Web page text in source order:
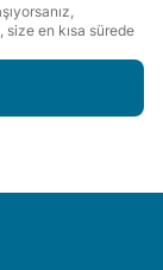
size en kısa sürede